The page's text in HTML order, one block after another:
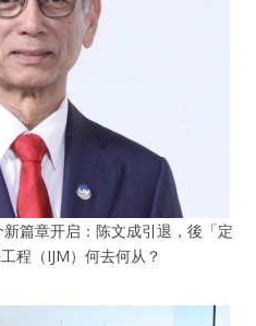
篇章开启：陈文成引退，後「定
程（IJM）何去何从？